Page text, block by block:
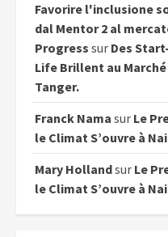
Favorire l'inclusione
dal Mentor 2 al
Progress sur Des
Life Brillent au Marché
Tanger.
Franck Nama sur Le
le Climat S’ouvre à
Mary Hollandsur Le
le Climat S’ouvre à